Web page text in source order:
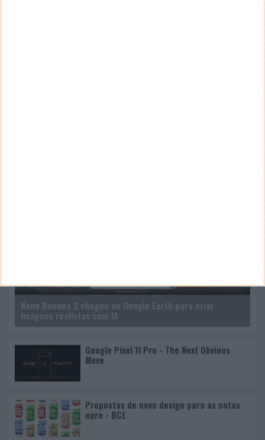
Nano Banana 2 chegou ao Google Earth para criar
imagens realistas com IA
Google Pixel 11 Pro - The Next Obvious
Move
Propostas de novo design para as notas
euro - BCE